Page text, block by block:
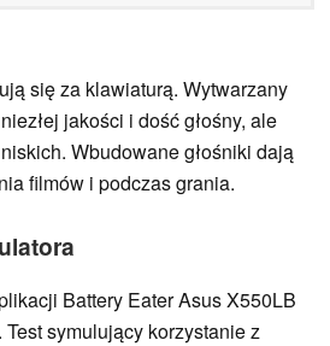
się za klawiaturą. Wytwarzany
jakości i dość głośny, ale
Wbudowane głośniki dają
filmów i podczas grania.
Battery Eater Asus X550LB
Test symulujący korzystanie z